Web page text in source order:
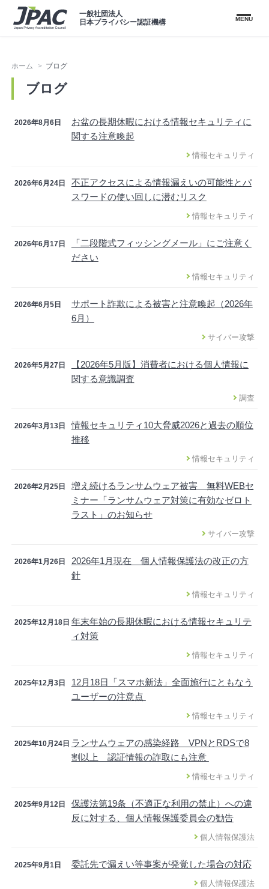
一般社団法人
日本プライバシー認証機構
MENU
ホーム ブログ
ブログ
2026年8月6日
お盆の長期休暇における情報セキュリティに
関する注意喚起
情報セキュリティ
2026年6月24日
不正アクセスによる情報漏えいの可能性とパ
スワードの使い回しに潜むリスク
情報セキュリティ
2026年6月17日
「二段階式フィッシングメール」にご注意く
ださい
情報セキュリティ
2026年6月5日
サポート詐欺による被害と注意喚起（2026年
6月）
サイバー攻撃
2026年5月27日
【2026年5月版】消費者における個人情報に
関する意識調査
調査
2026年3月13日
情報セキュリティ10大脅威2026と過去の順位
推移
情報セキュリティ
2026年2月25日
増え続けるランサムウェア被害 無料WEBセ
ミナー「ランサムウェア対策に有効なゼロト
ラスト」のお知らせ
サイバー攻撃
2026年1月26日
2026年1月現在 個人情報保護法の改正の方
針
情報セキュリティ
2025年12月18日 年末年始の長期休暇における情報セキュリテ
ィ対策
情報セキュリティ
2025年12月3日
12月18日「スマホ新法」全面施行にともなう
ユーザーの注意点
情報セキュリティ
2025年10月24日 ランサムウェアの感染経路 VPNとRDSで8
割以上 認証情報の詐取にも注意
情報セキュリティ
2025年9月12日
保護法第19条（不適正な利用の禁止）への違
反に対する、個人情報保護委員会の勧告
個人情報保護法
2025年9月1日 委託先で漏えい等事案が発覚した場合の対応
個人情報保護法